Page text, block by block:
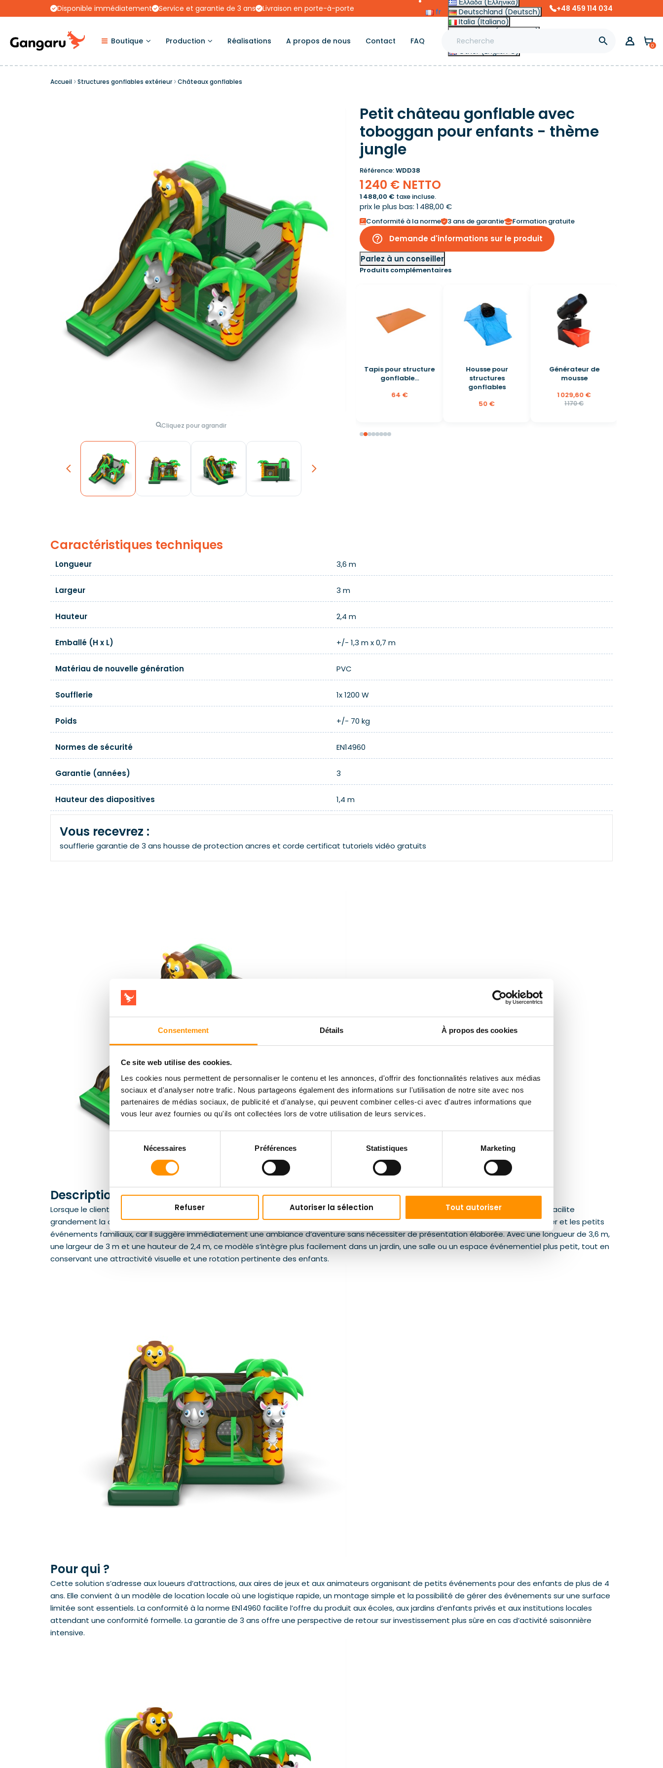
Consentement Détails À propos des cookies
Ce site web utilise des cookies.
Les cookies nous permettent de personnaliser le contenu et les annonces, d'offrir des fonctionnalités relatives aux médias
sociaux et d'analyser notre trafic. Nous partageons également des informations sur l'utilisation de notre site avec nos
partenaires de médias sociaux, de publicité et d'analyse, qui peuvent combiner celles-ci avec d'autres informations que
vous leur avez fournies ou qu'ils ont collectées lors de votre utilisation de leurs services.
consentement
Nécessaires Préférences Statistiques Marketing
Refuser Autoriser la sélection Tout autoriser
Disponible immédiatement Service et garantie de 3 ans Livraison en porte-à-porte fr
Ελλάδα (Ελληνικά)
Deutschland (Deutsch)
Italia (Italiano)
Slovensko (Slovenčina)
Magyarország (Magyar)
Other (English €)
+48 459 114 034
Boutique Production Réalisations A propos de nous Contact FAQ  0
Accueil Structures gonflables extérieur Châteaux gonflables
Cliquez pour agrandir
Previous
Petit château gonflable avec
toboggan pour enfants - thème
jungle
Référence:WDD38
1 240 € NETTO
1 488,00 € taxe incluse.
prix le plus bas: 1 488,00 €
Conformité à la norme 3 ans de garantie Formation gratuite
help_outline
Demande d'informations sur le produit
Parlez à un conseiller
Produits complémentaires
Tapis pour structure
gonflable...
64 €
Housse pour
structures
gonflables
50 €
Générateur de
mousse
1 029,60 €
1 170 €
Caractéristiques techniques
Longueur 3,6 m
Largeur 3 m
Hauteur 2,4 m
Emballé (H x L) +/- 1,3 m x 0,7 m
Matériau de nouvelle génération PVC
Soufflerie 1x 1200 W
Poids +/- 70 kg
Normes de sécurité EN14960
Garantie (années) 3
Hauteur des diapositives 1,4 m
Vous recevrez :
soufflerie garantie de 3 ans housse de protectionancres et corde certificat tutoriels vidéo gratuits
Description du produit
Lorsque le client dispose d’un espace limité, mais ne veut pas renoncer à deux formes de jeu, la configuration compacte avec glissade facilite
grandement la conclusion de la réservation. Le thème jungle aide à vendre l’attraction pour les anniversaires, les pique-niques de quartier et les petits
événements familiaux, car il suggère immédiatement une ambiance d’aventure sans nécessiter de présentation élaborée. Avec une longueur de 3,6 m,
une largeur de 3 m et une hauteur de 2,4 m, ce modèle s’intègre plus facilement dans un jardin, une salle ou un espace événementiel plus petit, tout en
conservant une attractivité visuelle et une rotation pertinente des enfants.
Pour qui ?
Cette solution s’adresse aux loueurs d’attractions, aux aires de jeux et aux animateurs organisant de petits événements pour des enfants de plus de 4
ans. Elle convient à un modèle de location locale où une logistique rapide, un montage simple et la possibilité de gérer des événements sur une surface
limitée sont essentiels. La conformité à la norme EN14960 facilite l’offre du produit aux écoles, aux jardins d’enfants privés et aux institutions locales
attendant une conformité formelle. La garantie de 3 ans offre une perspective de retour sur investissement plus sûre en cas d’activité saisonnière
intensive.